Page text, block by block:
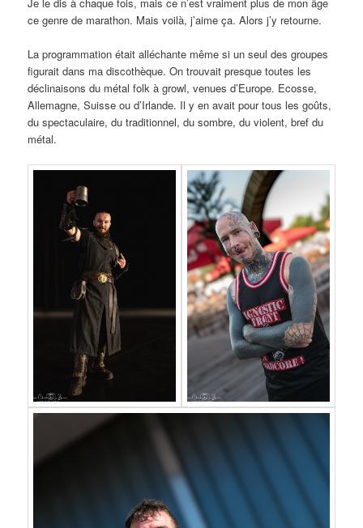
ce genre de marathon. Mais voilà, j’aime ça. Alors j’y retourne.
La programmation était alléchante même si un seul des groupes
figurait dans ma discothèque. On trouvait presque toutes les
déclinaisons du métal folk à growl, venues d’Europe. Ecosse,
Allemagne, Suisse ou d’Irlande. Il y en avait pour tous les goûts,
du spectaculaire, du traditionnel, du sombre, du violent, bref du
métal.